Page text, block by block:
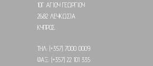
10Γ ΑΓΙΟΥ ΓΕΩΡΓΙΟΥ
2682 ΛΕΥΚΩΣΙΑ
ΚΥΠΡΟΣ
ΤΗΛ: (+357) 7000 0009
ΦΑΞ: (+357) 22 101 335